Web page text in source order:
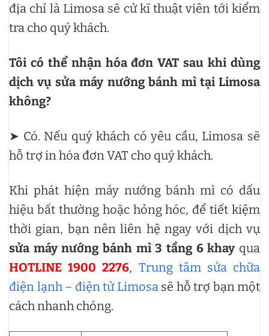
địa chỉ là Limosa sẽ cử kĩ thuật viên tới kiểm
tra cho quý khách.
Tôi có thể nhận hóa đơn VAT sau khi dùng
dịch vụ sửa máy nướng bánh mì tại Limosa
không?
➤ Có. Nếu quý khách có yêu cầu, Limosa sẽ
hỗ trợ in hóa đơn VAT cho quý khách.
Khi phát hiện máy nướng bánh mì có dấu
hiệu bất thường hoặc hỏng hóc, để tiết kiệm
thời gian, bạn nên liên hệ ngay với dịch vụ
sửa máy nướng bánh mì 3 tầng 6 khayqua
HOTLINE 1900 2276, Trung tâm sửa chữa
điện lạnh – điện tử Limosasẽ hỗ trợ bạn một
cách nhanh chóng.